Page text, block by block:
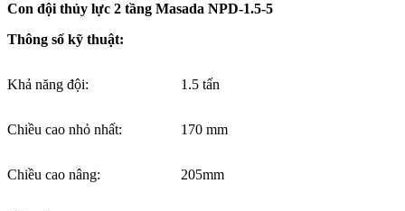
Con đội thủy lực 2 tầng Masada NPD-1.5-5
Thông số kỹ thuật:
Khả năng đội: 1.5 tấn
Chiều cao nhỏ nhất: 170 mm
Chiều cao nâng: 205mm